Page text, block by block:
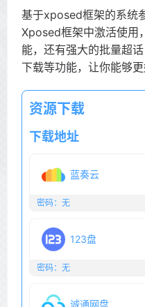
基于xposed框架的系统
Xposed框架中激活使用
能，还有强大的批量超
下载等功能，让你能够
资源下载
下载地址
蓝奏云
密码：无
123盘
密码：无
诚通网盘